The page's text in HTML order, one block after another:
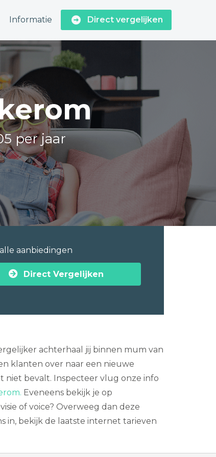
Informatie Direct vergelijken
per jaar
aanbiedingen
Direct Vergelijken
achterhaal jij binnen mum van
klanten over naar een nieuwe
niet bevalt. Inspecteer vlug onze info
Eveneens bekijk je op
of voice? Overweeg dan deze
in, bekijk de laatste internet tarieven